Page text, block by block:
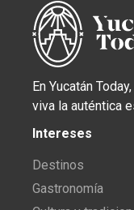
En Yucatán
viva la auténtica
Intereses
Destinos
Gastronomía